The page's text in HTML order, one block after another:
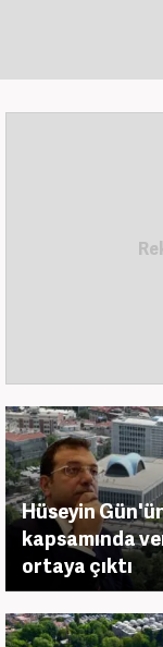
Hüseyin
kapsamında
ortaya çıktı